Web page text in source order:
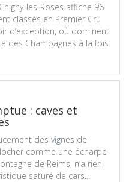
les-Roses affiche 96
classés en Premier Cru
d’exception, où dominent
des Champagnes à la fois
: caves et
des vignes de
comme une écharpe
de Reims, n’a rien
saturé de cars...